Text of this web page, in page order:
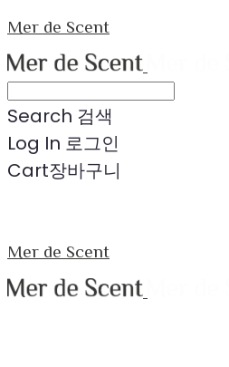
Mer de Scent
Search 검색
Log In 로그인
Cart장바구니
Mer de Scent